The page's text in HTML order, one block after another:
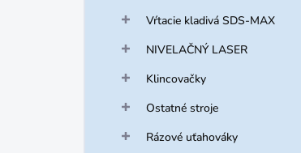
Vŕtacie kladivá SDS-MAX
NIVELAČNÝ LASER
Klincovačky
Ostatné stroje
Rázové uťahováky